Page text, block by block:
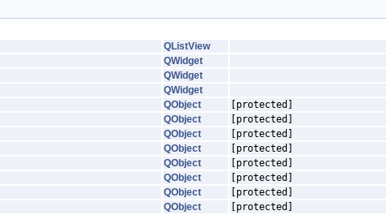
QListView
QWidget
QWidget
QWidget
QObject
[protected]
QObject
[protected]
QObject
[protected]
QObject
[protected]
QObject
[protected]
QObject
[protected]
QObject
[protected]
QObject
[protected]